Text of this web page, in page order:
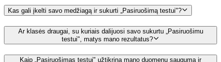
Kas gali įkelti savo medžiagą ir sukurti „Pasiruošimą testui"?
Ar klasės draugai, su kuriais dalijuosi savo sukurtu „Pasiruošimu
testui", matys mano rezultatus?
Kaip „Pasiruošimas testui" užtikrina mano duomenų saugumą ir